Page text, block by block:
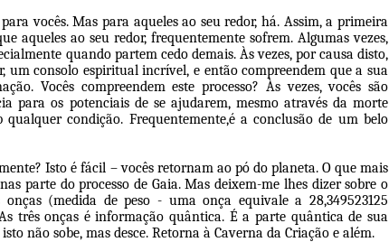
vocês. Mas para aqueles ao seu redor, há. Assim, a primeira
aqueles ao seu redor, frequentemente sofrem. Algumas vezes,
quando partem cedo demais. Às vezes, por causa disto,
um consolo espiritual incrível, e então compreendem que a sua
Vocês compreendem este processo? Às vezes, vocês são
para os potenciais de se ajudarem, mesmo através da morte
condição. Frequentemente,é a conclusão de um belo
Isto é fácil – vocês retornam ao pó do planeta. O que mais
parte do processo de Gaia. Mas deixem-me lhes dizer sobre o
(medida de peso - uma onça equivale a 28,349523125
três onças é informação quântica. É a parte quântica de sua
não sobe, mas desce. Retorna à Caverna da Criação e além.